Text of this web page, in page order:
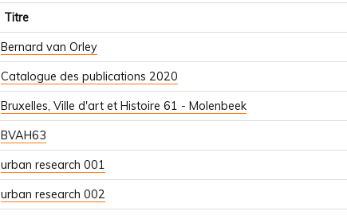
Titre
Bernard van Orley
Catalogue des publications 2020
Bruxelles, Ville d'art et Histoire 61 - Molenbeek
BVAH63
urban research 001
urban research 002